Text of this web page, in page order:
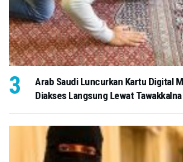
Arab Saudi Luncurkan Kartu Digital
Diakses Langsung Lewat Tawakkalna